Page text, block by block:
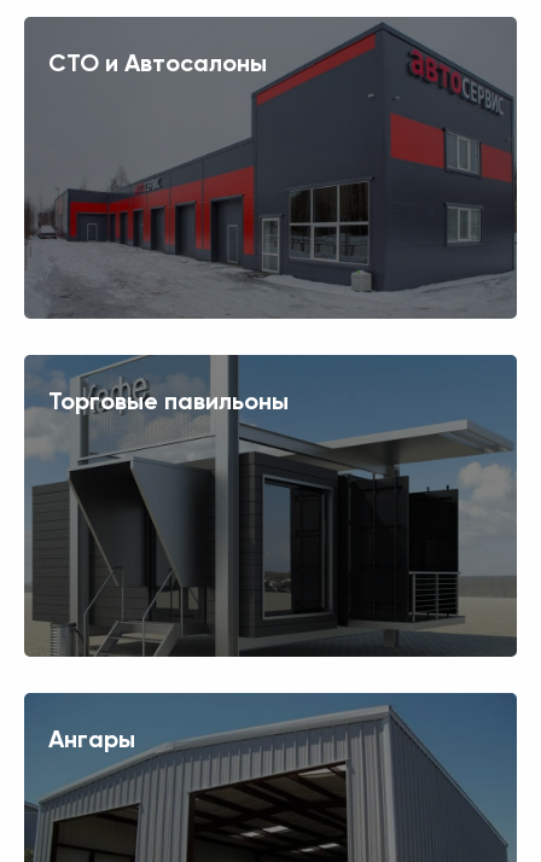
СТО и Автосалоны
Торговые павильоны
Ангары